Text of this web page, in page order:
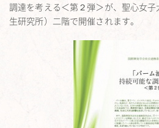
調達を考える＜第２弾＞が、聖心女
生研究所）二階で開催されます。